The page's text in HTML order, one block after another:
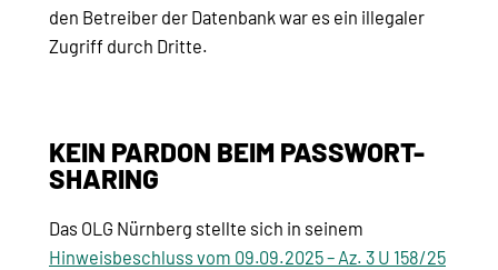
den Betreiber der Datenbank war es ein illegaler
Zugriff durch Dritte.
KEIN PARDON BEIM PASSWORT-
SHARING
Das OLG Nürnberg stellte sich in seinem
Hinweisbeschluss vom 09.09.2025 – Az. 3 U 158/25